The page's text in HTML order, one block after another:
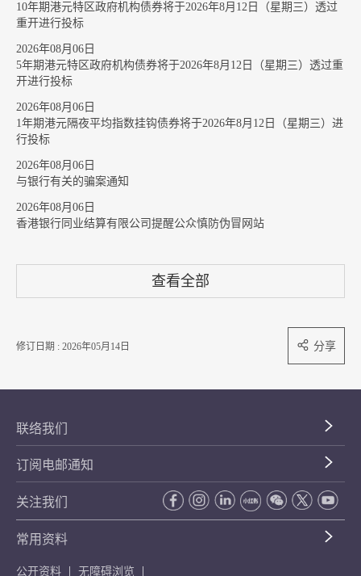
10年期港元特区政府机构债券将于2026年8月12日（星期三）透过
重开进行投标
2026年08月06日
5年期港元特区政府机构债券将于2026年8月12日（星期三）透过重
开进行投标
2026年08月06日
1年期港元隔夜平均指数挂钩债券将于2026年8月12日（星期三）进
行投标
2026年08月06日
与银行有关的骗案通知
2026年08月06日
香港银行同业结算有限公司提醒公众慎防伪冒网站
查看全部
修订日期 : 2026年05月14日 分享
联络我们
订阅电邮通知
关注我们
常用资料
公开资料 无障碍浏览